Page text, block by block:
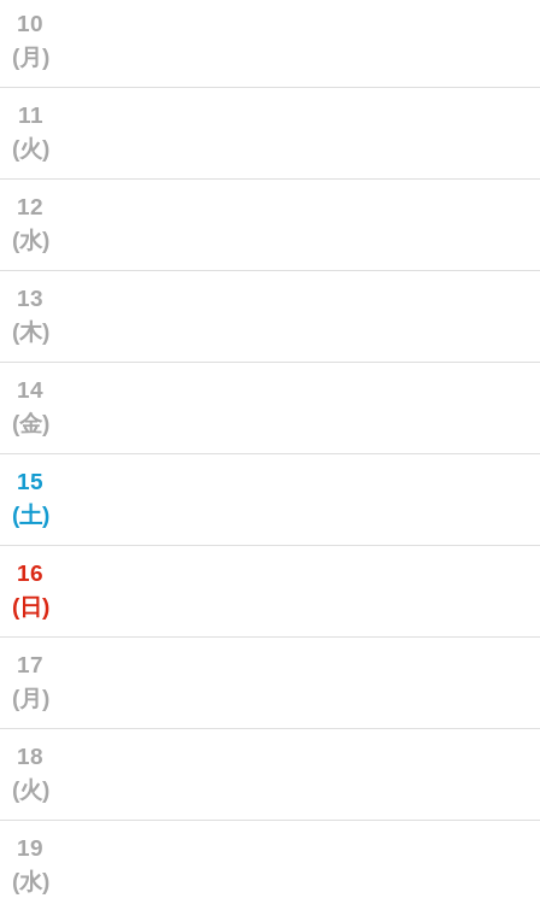
10
(月)
11
(火)
12
(水)
13
(木)
14
(金)
15
(土)
16
(日)
17
(月)
18
(火)
19
(水)